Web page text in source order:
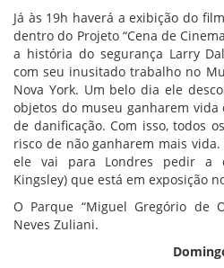
Já às 19h haverá a exibição do
dentro do Projeto “Cena de
a história do segurança Larry
com seu inusitado trabalho no
Nova York. Um belo dia ele
objetos do museu ganharem
de danificação. Com isso, todos
risco de não ganharem mais
ele vai para Londres pedir a
Kingsley) que está em exposição
O Parque “Miguel Gregório de
Neves Zuliani.